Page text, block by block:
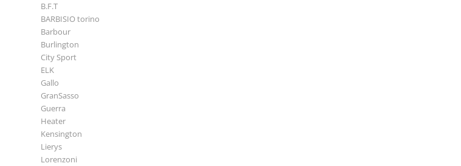
B.F.T
BARBISIO torino
Barbour
Burlington
City Sport
ELK
Gallo
GranSasso
Guerra
Heater
Kensington
Lierys
Lorenzoni